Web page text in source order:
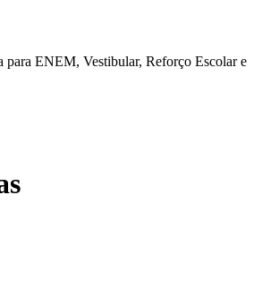
para ENEM, Vestibular, Reforço Escolar e